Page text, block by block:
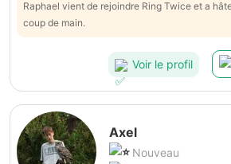
Raphael vient de rejoindre Ring Twice et a
coup de main.
Voir le profil
Axel
Nouveau